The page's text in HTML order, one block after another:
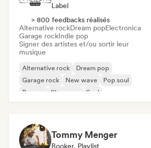
Label
> 800 feedbacks réalisés
Alternative rockDream popElectronica
Garage rockIndie pop
Signer des artistes et/ou sortir leur
musique
Alternative rock
Dream pop
Garage rock
New wave
Pop soul
Reggae
Shoegaze Soul
Tommy Menger
Booker, Playlist